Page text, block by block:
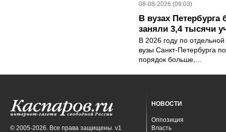
08-08-2026 (09:03)
В вузах
заняли 3,4 тысячи
В 2026 году по
вузы Санкт-Петербурга
порядок больше,...
© 2005-2026. Все права защищены. v1
НОВОСТИ
Оппозиция
Власть